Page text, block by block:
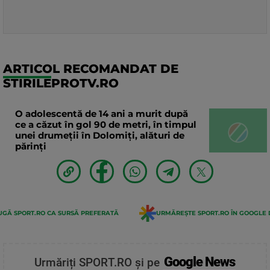
ARTICOL RECOMANDAT DE
STIRILEPROTV.RO
O adolescentă de 14 ani a murit după
ce a căzut în gol 90 de metri, în timpul
unei drumeții în Dolomiți, alături de
părinți
SPORT.RO CA SURSĂ PREFERATĂ URMĂREȘTE SPORT.RO ÎN GOOGLE
Urmăriți SPORT.RO și pe Google News